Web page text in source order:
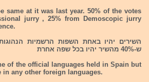
same at it was last year. 50% of the votes
jurry , 25% from Demoscopic jurry
השירים יהיו באחת השפות הרשמיות
ש-40% מהשיר יהיו בכל שפה אחרת
of the official languages held in Spain but
in any other foreign languages.